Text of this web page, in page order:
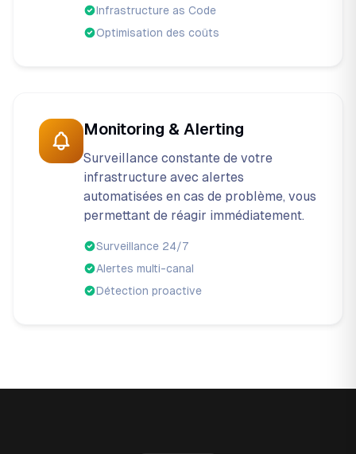
Infrastructure as Code
Optimisation des coûts
Monitoring & Alerting
Surveillance constante de votre
infrastructure avec alertes
automatisées en cas de problème, vous
permettant de réagir immédiatement.
Surveillance 24/7
Alertes multi-canal
Détection proactive